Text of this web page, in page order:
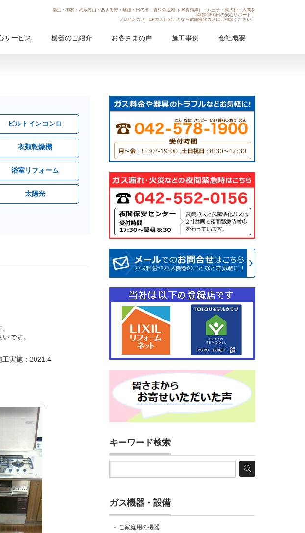
福生・羽村・武蔵村山・あきる野・瑞穂・日の出・青梅の地域（JR青梅線）・八王子・東大和・入間を
24時間365日の安心サポート！
プロパンガス（LPガス）のことなら武陽液化ガスにご相談ください！
サービス 機器のご紹介 お客さまの声 施工事例 会社概要
ビルトインコンロ
衣類乾燥機
浴室リフォーム
太陽光
です。
工実施：2021.4
キーワード検索
ガス機器・設備
ご家庭用の機器